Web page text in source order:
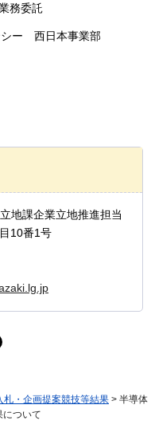
務委託
ー 西日本事業部
地課企業立地推進担当
10番1号
札・企画提案競技等結果 > 半導体
について